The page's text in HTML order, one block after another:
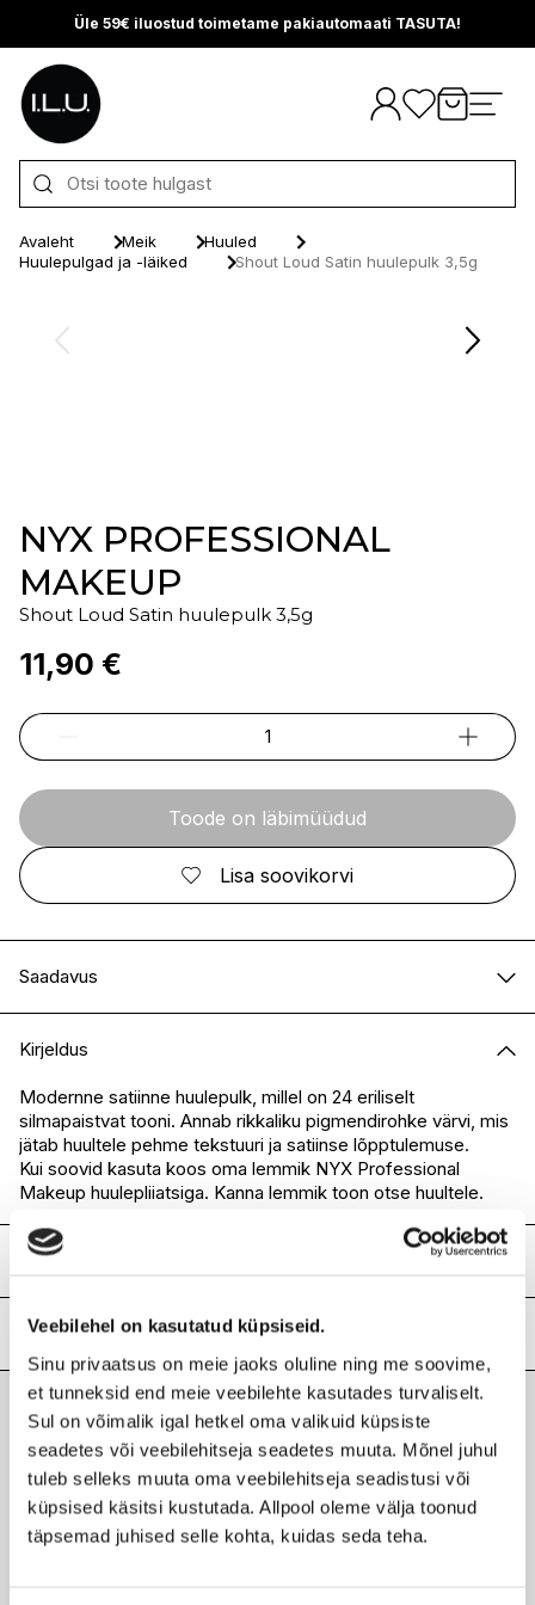
Veebilehel on kasutatud küpsiseid.
Sinu privaatsus on meie jaoks oluline ning me soovime,
et tunneksid end meie veebilehte kasutades turvaliselt.
Sul on võimalik igal hetkel oma valikuid küpsiste
seadetes või veebilehitseja seadetes muuta. Mõnel juhul
tuleb selleks muuta oma veebilehitseja seadistusi või
küpsised käsitsi kustutada. Allpool oleme välja toonud
täpsemad juhised selle kohta, kuidas seda teha.
Üle 59€ iluostud toimetame pakiautomaati TASUTA!
Otse sisu juurde
Avaleht Meik
Huuled
Huulepulgad ja -läiked
Shout Loud Satin huulepulk 3,5g
NYX PROFESSIONAL
MAKEUP
Shout Loud Satin huulepulk 3,5g
11,90 €
Toode on läbimüüdud
Lisa soovikorvi
Saadavus
I.L.U. Kristiine
I.L.U. Ülemiste
Ei ole saadaval
I.L.U. Rocca
Ei ole saadaval
I.L.U. Lõunakeskus
Ei ole saadaval
I.L.U. Pärnu
Ei ole saadaval
Kirjeldus
Modernne satiinne huulepulk, millel on 24 eriliselt
silmapaistvat tooni. Annab rikkaliku pigmendirohke värvi, mis
jätab huultele pehme tekstuuri ja satiinse lõpptulemuse.
Kui soovid kasuta koos oma lemmik NYX Professional
Makeup huulepliiatsiga. Kanna lemmik toon otse huultele.
Koostis
hydrogenated castor oil dimer dilinoleate, acetylated lanolin,
sesamum indicum seed oil / sesame seed oil, petrolatum,
cera microcristallina / microcrystalline wax / cire
microcristalline, cera alba / beeswax / cire dabeille, paraffin,
talc, hdi/trimethylol hexyllactone crosspolymer, synthetic
wax, alumina, mangifera indica seed butter / mango seed
butter, butyrospermum parkii butter / shea butter, tin oxide,
calcium aluminum borosilicate, calcium sodium borosilicate,
silica, aluminum hydroxide, magnesium silicate,
hydrogenated palm glycerides citrate, citric acid,
Lisainfo
Kaubamärk
NYX PROFESSIONAL MAKEUP
Laokood
H0185644
Ribakood
0800897198084
Viimati vaadatud tooted